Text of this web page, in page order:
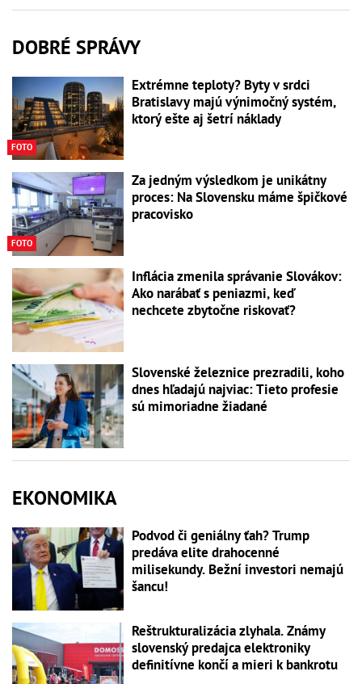
DOBRÉ SPRÁVY
FOTO
Extrémne teploty? Byty v srdci
Bratislavy majú výnimočný systém,
ktorý ešte aj šetrí náklady
FOTO
Za jedným výsledkom je unikátny
proces: Na Slovensku máme špičkové
pracovisko
Inflácia zmenila správanie Slovákov:
Ako narábať s peniazmi, keď
nechcete zbytočne riskovať?
Slovenské železnice prezradili, koho
dnes hľadajú najviac: Tieto profesie
sú mimoriadne žiadané
EKONOMIKA
Podvod či geniálny ťah? Trump
predáva elite drahocenné
milisekundy. Bežní investori nemajú
šancu!
Reštrukturalizácia zlyhala. Známy
slovenský predajca elektroniky
definitívne končí a mieri k bankrotu